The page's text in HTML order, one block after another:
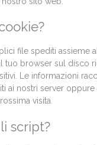
file spediti assieme
tuo browser sul disco
Le informazioni
ai nostri server oppure
visita.
script?